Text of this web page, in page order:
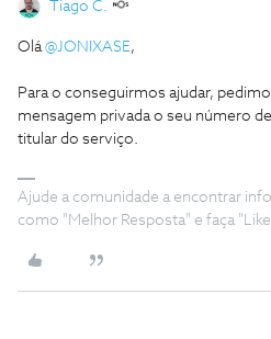
Tiago C.
Olá@JONIXASE,
Para o conseguirmos ajudar,
mensagem privada o seu número
titular do serviço.
Ajude a comunidade a encontrar
como "Melhor Resposta" e faça